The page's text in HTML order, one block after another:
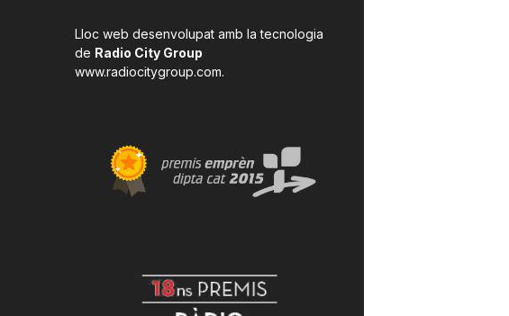
Lloc web desenvolupat amb la tecnologia
de Radio City Group
www.radiocitygroup.com.